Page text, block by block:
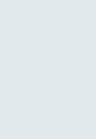
levererar
på nytt i
av
Waxin.